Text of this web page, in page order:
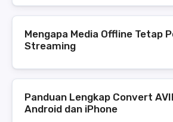
Mengapa Media Offline Tetap
Streaming
Panduan Lengkap Convert
Android dan iPhone